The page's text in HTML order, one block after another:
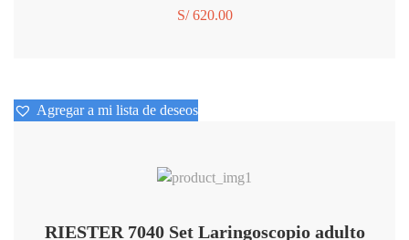
S/620.00
Agregar a mi lista de deseos
RIESTER 7040 Set Laringoscopio adulto